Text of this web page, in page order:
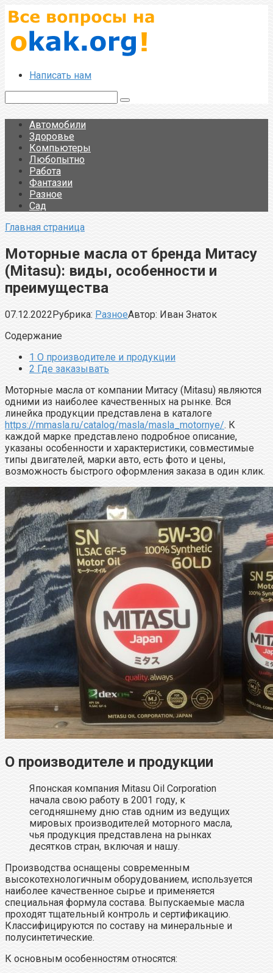
Перейти
к
контенту
Написать нам
Автомобили
Здоровье
Компьютеры
Любопытно
Работа
Фантазии
Разное
Сад
Главная страница
Моторные масла от бренда Митасу
(Mitasu): виды, особенности и
преимущества
07.12.2022Рубрика: РазноеАвтор: Иван Знаток
Содержание
1 О производителе и продукции
2 Где заказывать
Моторные масла от компании Митасу (Mitasu) являются
одними из наиболее качественных на рынке. Вся
линейка продукции представлена в каталоге
https://mmasla.ru/catalog/masla/masla_motornye/. К
каждой марке представлено подробное описание,
указаны особенности и характеристики, совместимые
типы двигателей, марки авто, есть фото и цены,
возможность быстрого оформления заказа в один клик.
О производителе и продукции
Японская компания Mitasu Oil Corporation
начала свою работу в 2001 году, к
сегодняшнему дню став одним из ведущих
мировых производителей моторного масла,
чья продукция представлена на рынках
десятков стран, включая и нашу.
Производства оснащены современным
высокотехнологичным оборудованием, используется
наиболее качественное сырье и применяется
специальная формула состава. Выпускаемые масла
проходят тщательный контроль и сертификацию.
Классифицируются по составу на минеральные и
полусинтетические.
К основным особенностям относятся: